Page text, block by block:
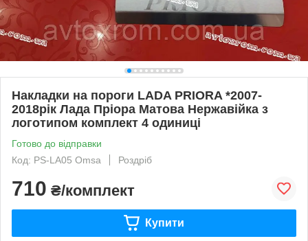
Накладки на пороги LADA PRIORA *2007-
2018рік Лада Пріора Матова Нержавійка з
логотипом комплект 4 одиниці
Готово до відправки
Код: PS-LA05 Omsa
Роздріб
710 ₴/комплект
Купити